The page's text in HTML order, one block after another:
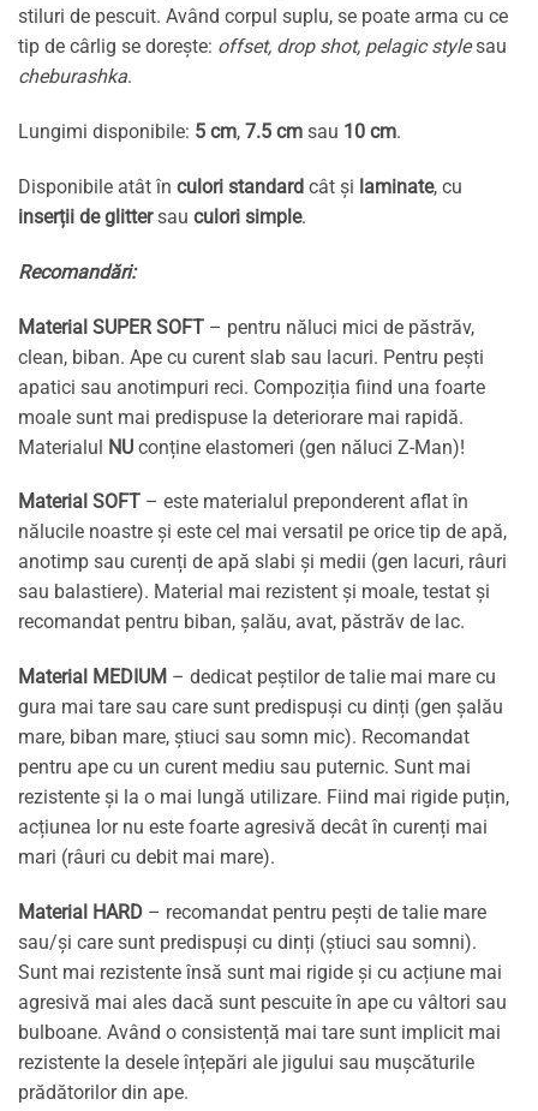
stiluri de pescuit. Având corpul suplu, se poate arma cu ce
tip de cârlig se dorește: offset, drop shot, pelagic stylesau
cheburashka.
Lungimi disponibile: 5 cm, 7.5 cm sau 10 cm.
Disponibile atât în culori standard cât și laminate, cu
inserții de glittersau culori simple.
Recomandări:
Material SUPER SOFT – pentru năluci mici de păstrăv,
clean, biban. Ape cu curent slab sau lacuri. Pentru pești
apatici sau anotimpuri reci. Compoziția fiind una foarte
moale sunt mai predispuse la deteriorare mai rapidă.
Materialul NU conține elastomeri (gen năluci Z-Man)!
Material SOFT – este materialul preponderent aflat în
nălucile noastre și este cel mai versatil pe orice tip de apă,
anotimp sau curenți de apă slabi și medii (gen lacuri, râuri
sau balastiere). Material mai rezistent și moale, testat și
recomandat pentru biban, șalău, avat, păstrăv de lac.
Material MEDIUM – dedicat peștilor de talie mai mare cu
gura mai tare sau care sunt predispuși cu dinți (gen șalău
mare, biban mare, știuci sau somn mic). Recomandat
pentru ape cu un curent mediu sau puternic. Sunt mai
rezistente și la o mai lungă utilizare. Fiind mai rigide puțin,
acțiunea lor nu este foarte agresivă decât în curenți mai
mari (râuri cu debit mai mare).
Material HARD – recomandat pentru pești de talie mare
sau/și care sunt predispuși cu dinți (știuci sau somni).
Sunt mai rezistente însă sunt mai rigide și cu acțiune mai
agresivă mai ales dacă sunt pescuite în ape cu vâltori sau
bulboane. Având o consistență mai tare sunt implicit mai
rezistente la desele înțepări ale jigului sau mușcăturile
prădătorilor din ape.